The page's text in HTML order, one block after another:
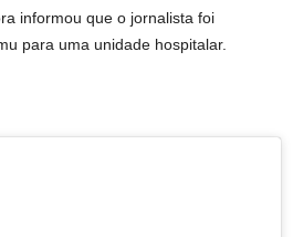
informou que o jornalista foi
para uma unidade hospitalar.